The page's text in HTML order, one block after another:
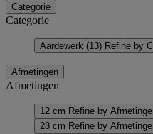
Categorie
Categorie
Aardewerk (13) Refine by
Afmetingen
Afmetingen
12 cm Refine by
28 cm Refine by